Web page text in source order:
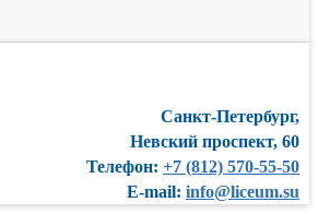
Санкт-Петербург,
Невский проспект, 60
Телефон: +7 (812) 570-55-50
E-mail: info@liceum.su